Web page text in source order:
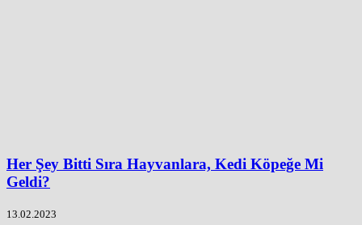
Her Şey Bitti Sıra Hayvanlara, Kedi Köpeğe Mi
Geldi?
13.02.2023